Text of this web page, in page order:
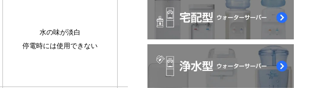
水の味が淡白
停電時には使用できない
水の使用量が多い
料理にも水を使いたい
定額制がいい
設置が簡単なサーバーがいい
水ボトルが面倒
ハミングウォーター
エブリィフレシャス
スノーアルプス
Locca
楽水ウォーターサーバー
シャインウォーターなど